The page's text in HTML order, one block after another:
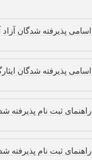
اسامی پذیرفته شدگان آزاد
اسامی پذیرفته شدگان
راهنمای ثبت نام پذیرفته
راهنمای ثبت نام پذیرفته